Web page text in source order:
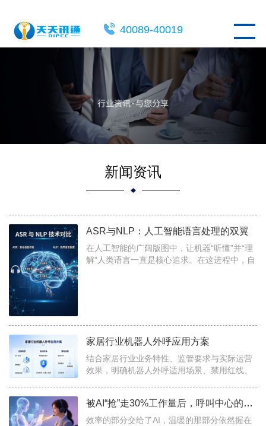
40089-40019
新闻资讯
ASR与NLP：人工智能语言处理的双翼
在人工智能的广阔版图中，让机器“听懂”并“理
解”人类语言一直是核心追求。在这进程中，自
家居行业机器人外呼应用方案
结合家居行业业务特性、监管要求与实际运营
效果，明确机器人外呼适用场景、禁用红线、
被AI“抢”走30%工作量后，呼叫中心的员工到底在忙啥？
效率的部分交给了AI，温暖的那部分依然握在